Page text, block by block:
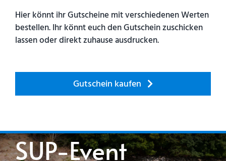
Hier könnt ihr Gutscheine mit verschiedenen Werten
bestellen. Ihr könnt euch den Gutschein zuschicken
lassen oder direkt zuhause ausdrucken.
Gutschein kaufen
SUP-Event